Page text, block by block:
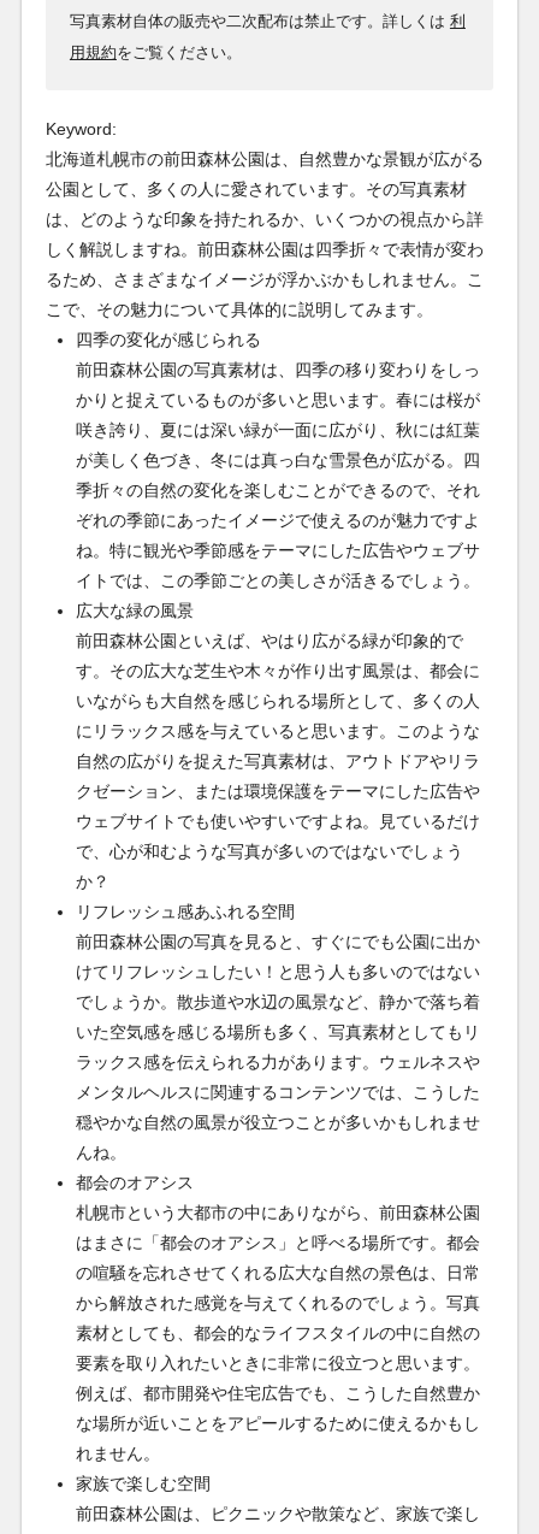
写真素材自体の販売や二次配布は禁止です。詳しくは 利
用規約をご覧ください。
Keyword:
北海道札幌市の前田森林公園は、自然豊かな景観が広がる
公園として、多くの人に愛されています。その写真素材
は、どのような印象を持たれるか、いくつかの視点から詳
しく解説しますね。前田森林公園は四季折々で表情が変わ
るため、さまざまなイメージが浮かぶかもしれません。こ
こで、その魅力について具体的に説明してみます。
四季の変化が感じられる
前田森林公園の写真素材は、四季の移り変わりをしっ
かりと捉えているものが多いと思います。春には桜が
咲き誇り、夏には深い緑が一面に広がり、秋には紅葉
が美しく色づき、冬には真っ白な雪景色が広がる。四
季折々の自然の変化を楽しむことができるので、それ
ぞれの季節にあったイメージで使えるのが魅力ですよ
ね。特に観光や季節感をテーマにした広告やウェブサ
イトでは、この季節ごとの美しさが活きるでしょう。
広大な緑の風景
前田森林公園といえば、やはり広がる緑が印象的で
す。その広大な芝生や木々が作り出す風景は、都会に
いながらも大自然を感じられる場所として、多くの人
にリラックス感を与えていると思います。このような
自然の広がりを捉えた写真素材は、アウトドアやリラ
クゼーション、または環境保護をテーマにした広告や
ウェブサイトでも使いやすいですよね。見ているだけ
で、心が和むような写真が多いのではないでしょう
か？
リフレッシュ感あふれる空間
前田森林公園の写真を見ると、すぐにでも公園に出か
けてリフレッシュしたい！と思う人も多いのではない
でしょうか。散歩道や水辺の風景など、静かで落ち着
いた空気感を感じる場所も多く、写真素材としてもリ
ラックス感を伝えられる力があります。ウェルネスや
メンタルヘルスに関連するコンテンツでは、こうした
穏やかな自然の風景が役立つことが多いかもしれませ
んね。
都会のオアシス
札幌市という大都市の中にありながら、前田森林公園
はまさに「都会のオアシス」と呼べる場所です。都会
の喧騒を忘れさせてくれる広大な自然の景色は、日常
から解放された感覚を与えてくれるのでしょう。写真
素材としても、都会的なライフスタイルの中に自然の
要素を取り入れたいときに非常に役立つと思います。
例えば、都市開発や住宅広告でも、こうした自然豊か
な場所が近いことをアピールするために使えるかもし
れません。
家族で楽しむ空間
前田森林公園は、ピクニックや散策など、家族で楽し